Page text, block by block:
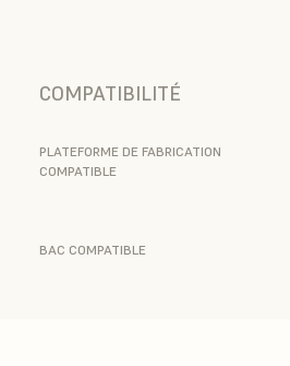
COMPATIBILITÉ
PLATEFORME DE FABRICATION
COMPATIBLE
BAC COMPATIBLE